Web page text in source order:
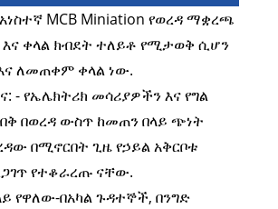
MCB Miniation የወረዳ ማቋረጫ
እና ቀላል ክብደት ተለይቶ የሚታወቅ ሲሆን
ለመጠቀም ቀላል ነው.
- የኤሌክትሪክ መሳሪያዎችን እና የግል
በወረዳ ውስጥ ከመጠን በላይ ጭነት
በሚኖርበት ጊዜ የኃይል አቅርቦቱ
የተቆራረጡ ናቸው.
የዋለው-በአካል ጉዳተኞች, በንግድ